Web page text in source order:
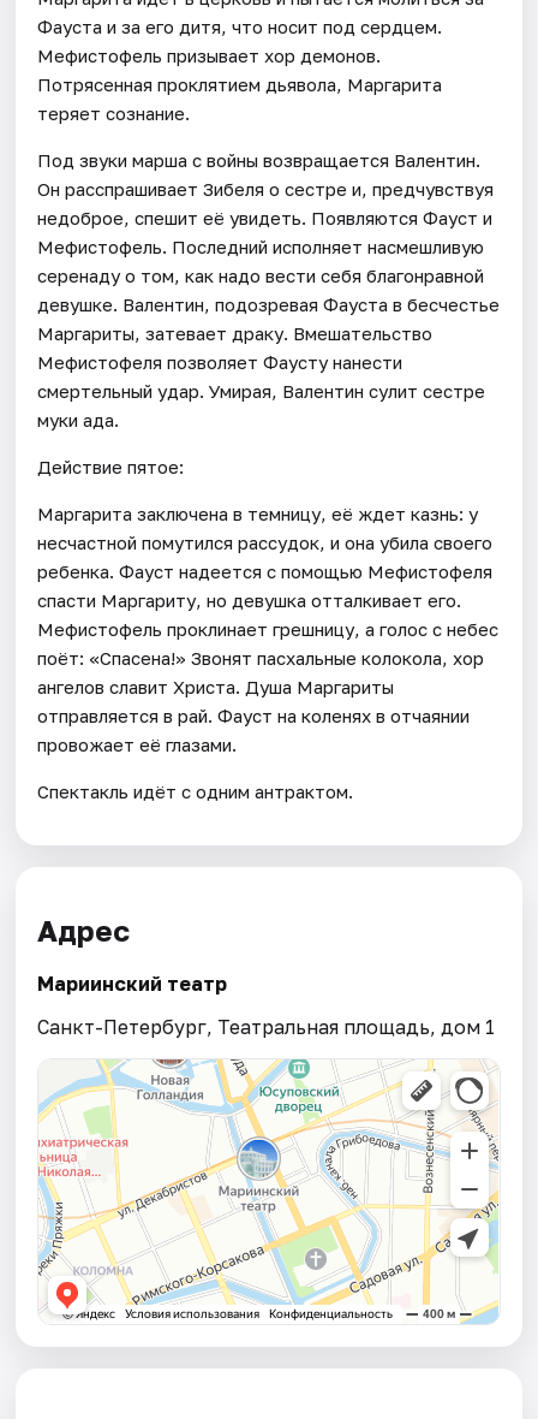
Фауста и за его дитя, что носит под сердцем.
Мефистофель призывает хор демонов.
Потрясенная проклятием дьявола, Маргарита
теряет сознание.
Под звуки марша с войны возвращается Валентин.
Он расспрашивает Зибеля о сестре и, предчувствуя
недоброе, спешит её увидеть. Появляются Фауст и
Мефистофель. Последний исполняет насмешливую
серенаду о том, как надо вести себя благонравной
девушке. Валентин, подозревая Фауста в бесчестье
Маргариты, затевает драку. Вмешательство
Мефистофеля позволяет Фаусту нанести
смертельный удар. Умирая, Валентин сулит сестре
муки ада.
Действие пятое:
Маргарита заключена в темницу, её ждет казнь: у
несчастной помутился рассудок, и она убила своего
ребенка. Фауст надеется с помощью Мефистофеля
спасти Маргариту, но девушка отталкивает его.
Мефистофель проклинает грешницу, а голос с небес
поёт: «Спасена!» Звонят пасхальные колокола, хор
ангелов славит Христа. Душа Маргариты
отправляется в рай. Фауст на коленях в отчаянии
провожает её глазами.
Спектакль идёт с одним антрактом.
Адрес
Мариинский театр
Санкт-Петербург, Театральная площадь, дом 1